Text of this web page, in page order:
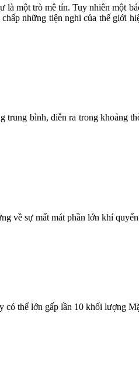
một trò mê tín. Tuy nhiên một
những tiện nghi của thế giới
trung bình, diễn ra trong khoảng
về sự mất mát phần lớn khí
có thể lớn gấp lần 10 khối lượng